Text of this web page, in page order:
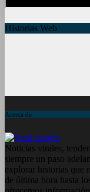
Historias Web
ósea a partir de
los 50 años
Acerca de
Noticias virales,
siempre un paso
explorar historias que
de última hora hasta